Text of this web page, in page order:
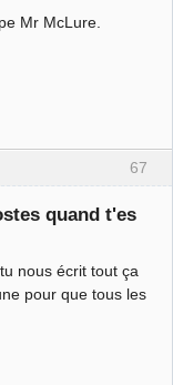
Mr McLure.
67
quand t'es
nous écrit tout ça
pour que tous les